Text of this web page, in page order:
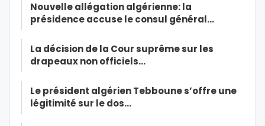
Nouvelle allégation algérienne: la
présidence accuse le consul général…
La décision de la Cour suprême sur les
drapeaux non officiels…
Le président algérien Tebboune s’offre une
légitimité sur le dos…